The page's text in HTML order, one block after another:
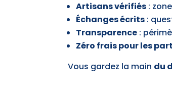
Artisans vérifiés :
Échanges écrits :
Transparence :
Zéro frais pour les
Vous gardez la main du